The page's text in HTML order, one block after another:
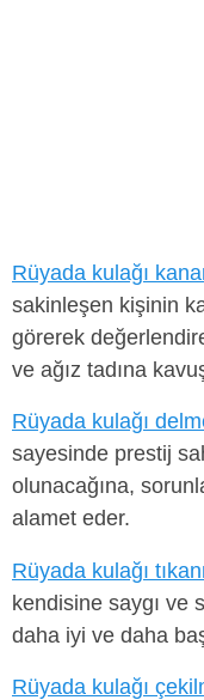
Rüyada kulağı
sakinleşen kişinin
görerek
ve ağız tadına
Rüyada kulağı
sayesinde prestij
olunacağına,
alamet eder.
Rüyada kulağı
kendisine saygı ve
daha iyi ve daha
Rüyada kulağı